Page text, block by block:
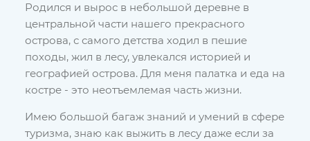
Родился и вырос в небольшой деревне в
центральной части нашего прекрасного
острова, с самого детства ходил в пешие
походы, жил в лесу, увлекался историей и
географией острова. Для меня палатка и еда на
костре - это неотъемлемая часть жизни.
Имею большой багаж знаний и умений в сфере
туризма, знаю как выжить в лесу даже если за